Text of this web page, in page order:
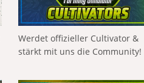
Werdet offizieller Cultivator &
stärkt mit uns die Community!